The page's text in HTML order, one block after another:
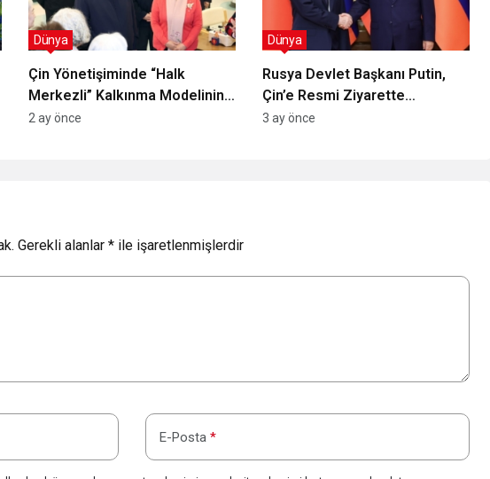
Çin Yönetişiminde “Halk
Merkezli” Kalkınma Modelinin
Derinleştirilmesi
Dünya
2 ay önce
Rusya Devlet Başkanı Putin,
Çin’e Resmi Ziyarette
Bulunacak: Stratejik Ortaklık ve
Dünya
3 ay önce
Gerekli alanlar * ile işaretlenmişlerdir
E-Posta *